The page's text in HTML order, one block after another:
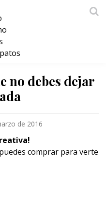
no debes dejar
de 2016
comprar para verte